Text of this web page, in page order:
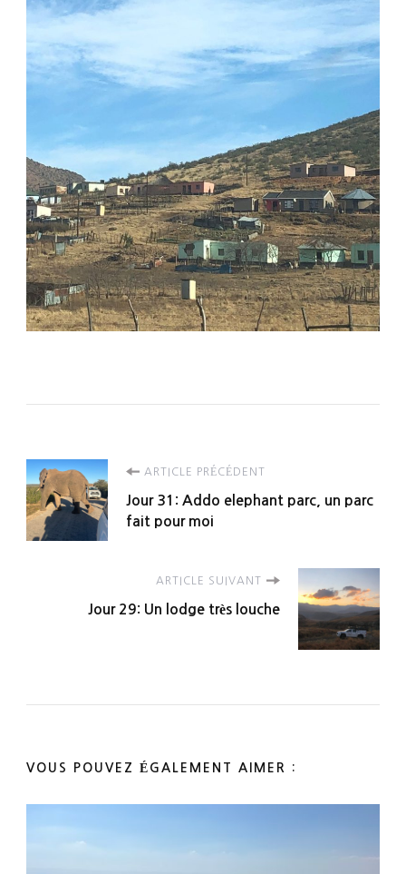
Navigation
d'article
ARTICLE PRÉCÉDENT
Jour 31: Addo elephant parc, un parc
fait pour moi
ARTICLE SUIVANT
Jour 29: Un lodge très louche
VOUS POUVEZ ÉGALEMENT AIMER :